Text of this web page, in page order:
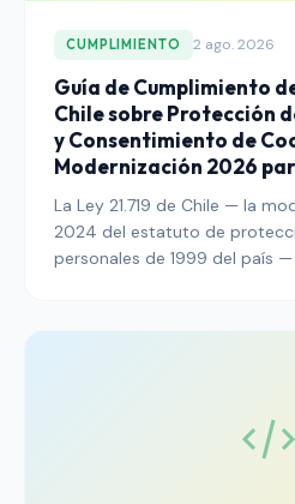
CUMPLIMIENTO 2 ago. 2026
Guía de Cumplimiento
Chile sobre Protección
y Consentimiento de
Modernización 2026
La Ley 21.719 de Chile — la
2024 del estatuto de
personales de 1999 del país
Datos Personales. Esta guía
de banners, el registro de
de transferencias